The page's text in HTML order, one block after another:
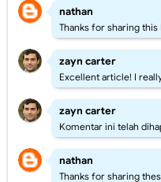
nathan
Thanks for sharing
zayn carter
Excellent article! I
zayn carter
Komentar ini telah
nathan
Thanks for sharing